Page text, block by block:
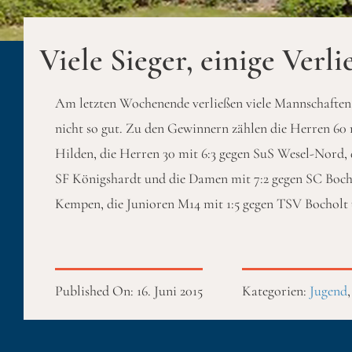
Viele Sieger, einige
Am letzten Wochenende verließen viele
nicht so gut. Zu den Gewinnern zählen die Herren
Hilden, die Herren 30 mit 6:3 gegen SuS Wesel-
SF Königshardt und die Damen mit 7:2 gegen SC
Kempen, die Junioren M14 mit 1:5 gegen TSV
Published On: 16. Juni 2015 Kategorien: Jugend,